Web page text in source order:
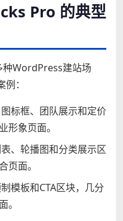
Pro 的典型
WordPress建站场
：
标框、团队展示和定价
形象页面。
、轮播图和分类展示区
页面。
模板和CTA区块，几分
。